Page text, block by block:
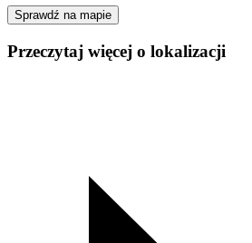
Sprawdź na mapie
Przeczytaj więcej o lokalizacji